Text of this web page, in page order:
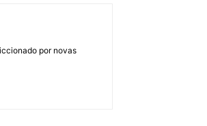
por novas